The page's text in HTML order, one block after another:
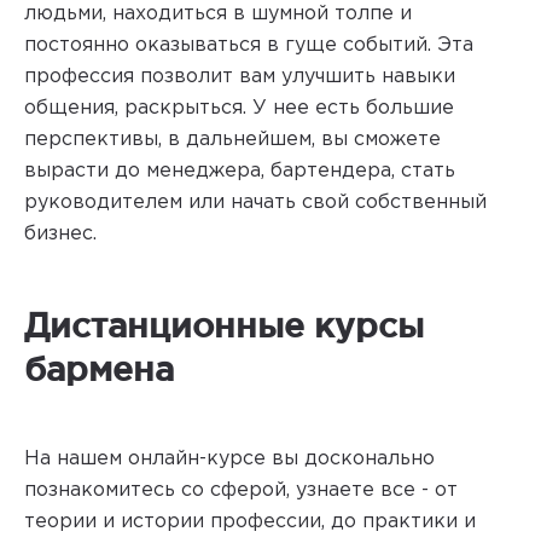
людьми, находиться в шумной толпе и
постоянно оказываться в гуще событий. Эта
профессия позволит вам улучшить навыки
общения, раскрыться. У нее есть большие
перспективы, в дальнейшем, вы сможете
вырасти до менеджера, бартендера, стать
руководителем или начать свой собственный
бизнес.
Дистанционные курсы
бармена
На нашем онлайн-курсе вы досконально
познакомитесь со сферой, узнаете все - от
теории и истории профессии, до практики и